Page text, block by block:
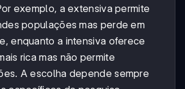
exemplo, a extensiva permite
populações mas perde em
enquanto a intensiva oferece
rica mas não permite
A escolha depende sempre